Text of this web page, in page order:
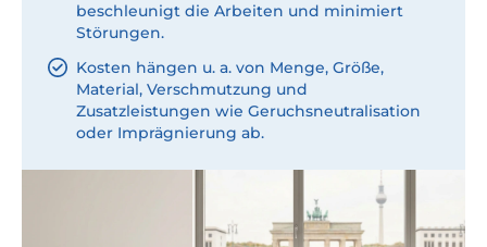
beschleunigt die Arbeiten und minimiert
Störungen.
Kosten hängen u. a. von Menge, Größe,
Material, Verschmutzung und
Zusatzleistungen wie Geruchsneutralisation
oder Imprägnierung ab.